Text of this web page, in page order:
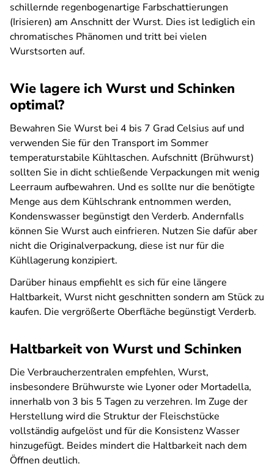
schillernde regenbogenartige Farbschattierungen
(Irisieren) am Anschnitt der Wurst. Dies ist lediglich ein
chromatisches Phänomen und tritt bei vielen
Wurstsorten auf.
Wie lagere ich Wurst und Schinken
optimal?
Bewahren Sie Wurst bei 4 bis 7 Grad Celsius auf und
verwenden Sie für den Transport im Sommer
temperaturstabile Kühltaschen. Aufschnitt (Brühwurst)
sollten Sie in dicht schließende Verpackungen mit wenig
Leerraum aufbewahren. Und es sollte nur die benötigte
Menge aus dem Kühlschrank entnommen werden,
Kondenswasser begünstigt den Verderb. Andernfalls
können Sie Wurst auch einfrieren. Nutzen Sie dafür aber
nicht die Originalverpackung, diese ist nur für die
Kühllagerung konzipiert.
Darüber hinaus empfiehlt es sich für eine längere
Haltbarkeit, Wurst nicht geschnitten sondern am Stück zu
kaufen. Die vergrößerte Oberfläche begünstigt Verderb.
Haltbarkeit von Wurst und Schinken
Die Verbraucherzentralen empfehlen, Wurst,
insbesondere Brühwurste wie Lyoner oder Mortadella,
innerhalb von 3 bis 5 Tagen zu verzehren. Im Zuge der
Herstellung wird die Struktur der Fleischstücke
vollständig aufgelöst und für die Konsistenz Wasser
hinzugefügt. Beides mindert die Haltbarkeit nach dem
Öffnen deutlich.